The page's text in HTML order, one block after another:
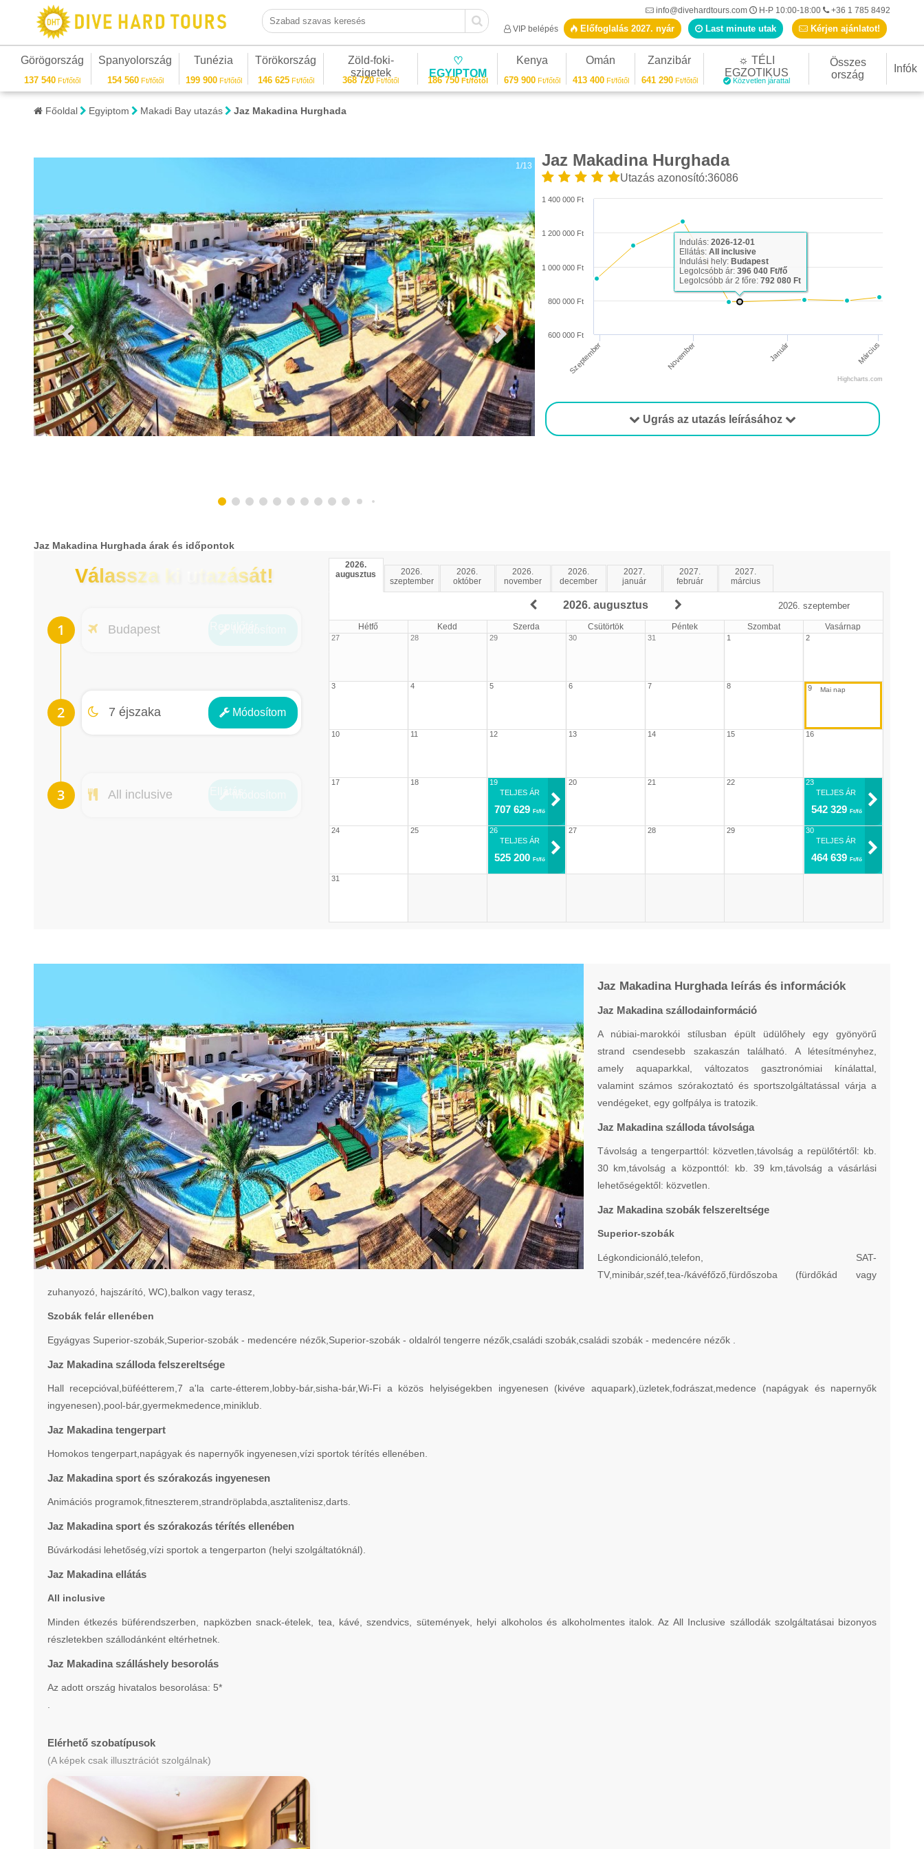
Szabad szavas keresés
info@divehardtours.com H-P 10:00-18:00
+36 1 785 8492
VIP belépés
Előfoglalás 2027. nyár Last minute utak Kérjen ajánlatot!
Görögország
137 540 Ft/főtől
Spanyolország
154 560Ft/főtől
Tunézia
199 900Ft/főtől
Törökország
146 625Ft/főtől
Zöld-foki-
szigetek
368 720 Ft/főtől
♡
EGYIPTOM
186 750Ft/főtől
Kenya
679 900Ft/főtől
Omán
413 400Ft/főtől
Zanzibár
641 290Ft/főtől
☼ TÉLI
EGZOTIKUS
Közvetlen járattal
Összes
ország
Infók
Főoldal Egyiptom Makadi Bay utazás Jaz Makadina Hurghada
Jaz Makadina Hurghada
Utazás azonosító:36086
Szeptember November Január Március
600 000 Ft
800 000 Ft
1 000 000 Ft
1 200 000 Ft
1 400 000 Ft
Highcharts.com
Indulás:2026-12-01
Ellátás:All inclusive
Indulási hely: Budapest
Legolcsóbb ár:396 040 Ft/fő
Legolcsóbb ár 2 főre:792 080 Ft
Ugrás az utazás leírásához
1/13
Jaz Makadina Hurghada árak és időpontok
Válassza ki utazását!
Budapest
7 éjszaka Módosítom
Éjszakák
All inclusive
2026.
augusztus
2026.
szeptember
2026.
október
2026.
november
2026.
december
2027.
január
2027.
február
2027.
március
2026. augusztus 2026. szeptember
Hétfő Kedd Szerda Csütörtök Péntek Szombat Vasárnap
27 28 29 30 31 1 2
3 4 5 6 7 8 9
10 11 12 13 14 15 16
17 18
19
TELJES ÁR
707 629Ft/fő
20 21 22
23
TELJES ÁR
542 329 Ft/fő
24 25
26
TELJES ÁR
525 200Ft/fő
27 28 29
30
TELJES ÁR
464 639 Ft/fő
31
Jaz Makadina Hurghada leírás és információk
Jaz Makadina szállodainformáció
A núbiai-marokkói stílusban épült üdülőhely egy gyönyörű
strand csendesebb szakaszán található. A létesítményhez,
amely aquaparkkal, változatos gasztronómiai kínálattal,
valamint számos szórakoztató és sportszolgáltatással várja a
vendégeket, egy golfpálya is tratozik.
Jaz Makadina szálloda távolsága
Távolság a tengerparttól: közvetlen,távolság a repülőtértől: kb.
30 km,távolság a központtól: kb. 39 km,távolság a vásárlási
lehetőségektől: közvetlen.
Jaz Makadina szobák felszereltsége
Superior-szobák
Légkondicionáló,telefon, SAT-
TV,minibár,széf,tea-/kávéfőző,fürdőszoba (fürdőkád vagy
zuhanyozó, hajszárító, WC),balkon vagy terasz,
Szobák felár ellenében
Egyágyas Superior-szobák,Superior-szobák - medencére nézők,Superior-szobák - oldalról tengerre nézők,családi szobák,családi szobák - medencére nézők .
Jaz Makadina szálloda felszereltsége
Hall recepcióval,büféétterem,7 a'la carte-étterem,lobby-bár,sisha-bár,Wi-Fi a közös helyiségekben ingyenesen (kivéve aquapark),üzletek,fodrászat,medence (napágyak és napernyők
ingyenesen),pool-bár,gyermekmedence,miniklub.
Jaz Makadina tengerpart
Homokos tengerpart,napágyak és napernyők ingyenesen,vízi sportok térítés ellenében.
Jaz Makadina sport és szórakozás ingyenesen
Animációs programok,fitneszterem,strandröplabda,asztalitenisz,darts.
Jaz Makadina sport és szórakozás térítés ellenében
Búvárkodási lehetőség,vízi sportok a tengerparton (helyi szolgáltatóknál).
Jaz Makadina ellátás
All inclusive
Minden étkezés büférendszerben, napközben snack-ételek, tea, kávé, szendvics, sütemények, helyi alkoholos és alkoholmentes italok. Az All Inclusive szállodák szolgáltatásai bizonyos
részletekben szállodánként eltérhetnek.
Jaz Makadina szálláshely besorolás
Az adott ország hivatalos besorolása: 5*
.
Elérhető szobatípusok
(A képek csak illusztrációt szolgálnak)